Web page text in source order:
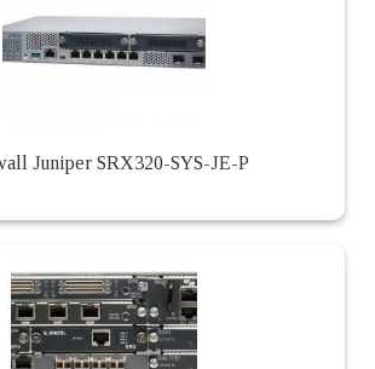
Juniper SRX320-SYS-JE-P